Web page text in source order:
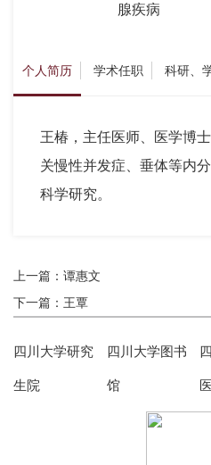
腺疾病
个人简历 学术任职 科研、
王椿，主任医师、医学博
关慢性并发症、垂体等内
科学研究。
上一篇：谭惠文
下一篇：王覃
四川大学研究
生院
四川大学图书
馆